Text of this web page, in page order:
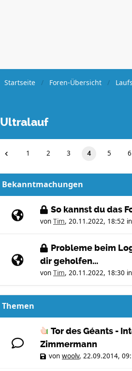
Startseite Foren-Übersicht
Ultralauf
1 2 3 4 5 6
Bekanntmachungen
So kannst du das
von Tim, 20.11.2022, 18:52 in
Probleme beim
dir geholfen...
von Tim, 20.11.2022, 18:30 in
Themen
Tor des Géants -
Zimmermann
von woolv, 22.09.2014,